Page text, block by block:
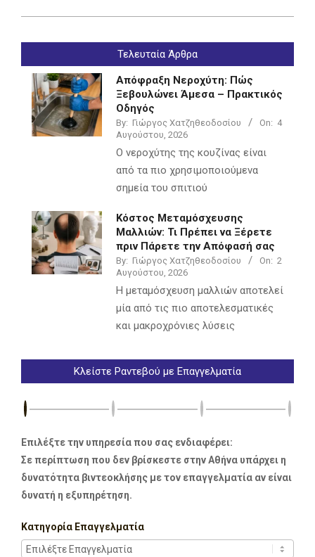
07-
Τελευταία Άρθρα
Απόφραξη Νεροχύτη: Πώς
Ξεβουλώνει Άμεσα – Πρακτικός
Οδηγός
By: Γιώργος Χατζηθεοδοσίου On: 4
Αυγούστου, 2026
Ο νεροχύτης της κουζίνας είναι
από τα πιο χρησιμοποιούμενα
σημεία του σπιτιού
Κόστος Μεταμόσχευσης
Μαλλιών: Τι Πρέπει να Ξέρετε
πριν Πάρετε την Απόφασή σας
By: Γιώργος Χατζηθεοδοσίου On: 2
Αυγούστου, 2026
Η μεταμόσχευση μαλλιών αποτελεί
μία από τις πιο αποτελεσματικές
και μακροχρόνιες λύσεις
Κλείστε Ραντεβού με Επαγγελματία
Επιλέξτε την υπηρεσία που σας ενδιαφέρει:
Σε περίπτωση που δεν βρίσκεστε στην Αθήνα υπάρχει η
δυνατότητα βιντεοκλήσης με τον επαγγελματία αν είναι
δυνατή η εξυπηρέτηση.
Κατηγορία Επαγγελματία